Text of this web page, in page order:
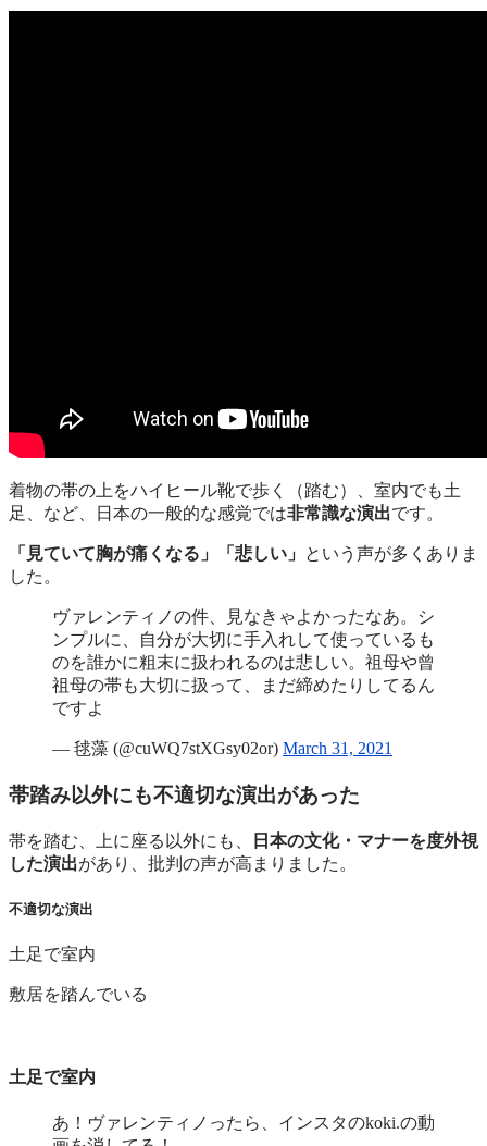
着物の帯の上をハイヒール靴で歩く（踏む）、室内でも土
足、など、日本の一般的な感覚では非常識な演出です。
「見ていて胸が痛くなる」「悲しい」 という声が多くありま
した。
ヴァレンティノの件、見なきゃよかったなあ。シ
ンプルに、自分が大切に手入れして使っているも
のを誰かに粗末に扱われるのは悲しい。祖母や曾
祖母の帯も大切に扱って、まだ締めたりしてるん
ですよ
— 毬藻 (@cuWQ7stXGsy02or) March 31, 2021
帯踏み以外にも不適切な演出があった
帯を踏む、上に座る以外にも、
日本の文化・マナーを度外視
した演出があり、批判の声が高まりました。
不適切な演出
土足で室内
敷居を踏んでいる
土足で室内
あ！ヴァレンティノったら、インスタのkoki.の動